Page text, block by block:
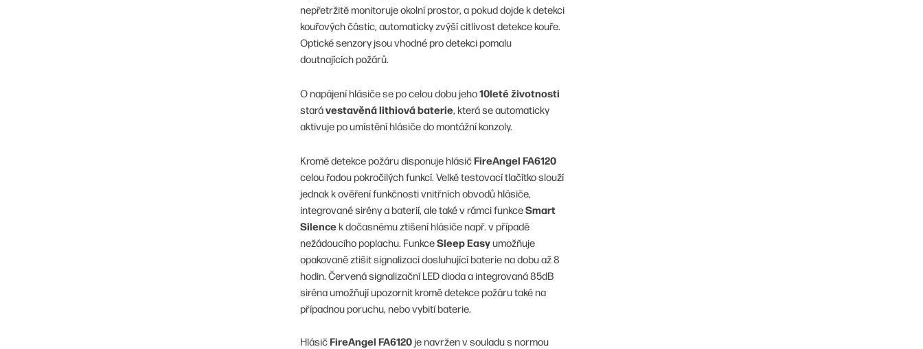
nepřetržitě monitoruje okolní prostor, a pokud dojde k detekci
kouřových částic, automaticky zvýší citlivost detekce kouře.
Optické senzory jsou vhodné pro detekci pomalu
doutnajících požárů.
O napájení hlásiče se po celou dobu jeho10leté životnosti
starávestavěná lithiová baterie, která se automaticky
aktivuje po umístění hlásiče do montážní konzoly.
Kromě detekce požáru disponuje hlásičFireAngel FA6120
celou řadou pokročilých funkcí. Velké testovací tlačítko slouží
jednak k ověření funkčnosti vnitřních obvodů hlásiče,
integrované sirény a baterií, ale také v rámci funkceSmart
Silencek dočasnému ztišení hlásiče např. v případě
nežádoucího poplachu. FunkceSleep Easyumožňuje
opakovaně ztišit signalizaci dosluhující baterie na dobu až 8
hodin. Červená signalizační LED dioda a integrovaná 85dB
siréna umožňují upozornit kromě detekce požáru také na
případnou poruchu, nebo vybití baterie.
HlásičFireAngel FA6120 je navržen v souladu s normou